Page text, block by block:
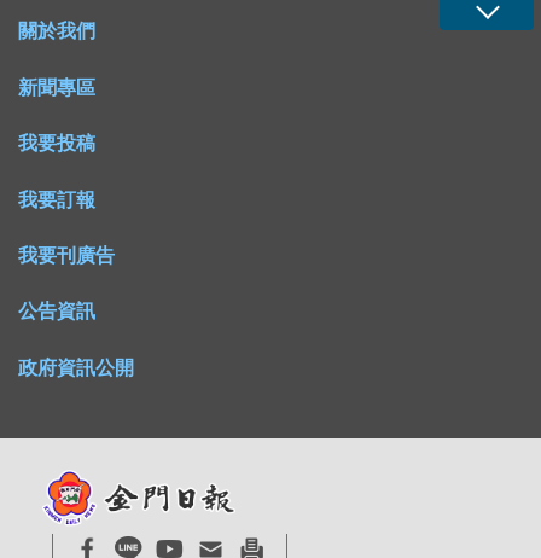
關於我們
新聞專區
我要投稿
我要訂報
我要刊廣告
公告資訊
政府資訊公開